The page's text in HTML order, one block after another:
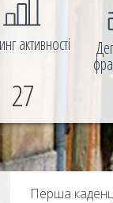
активності
27
Перша